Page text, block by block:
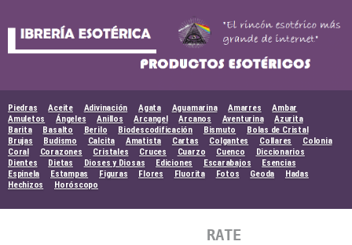
Piedras Aceite Adivinación Agata Aguamarina Amarres
Ambar
Amuletos
Ángeles Anillos Arcangel Arcanos Aventurina
Azurita
Barita
Basalto Berilo Biodescodificación Bismuto
Bolas de Cristal
Brujas
Budismo Calcita Amatista Cartas Colgantes Collares
Colonia
Coral
Corazones Cristales Cruces Cuarzo Cuenco
Diccionarios
Dientes
Dietas Dioses y Diosas Ediciones Escarabajos
Esencias
Espinela
Estampas Figuras Flores Fluorita Fotos Geoda
Hadas
Hechizos
Horóscopo
RATE